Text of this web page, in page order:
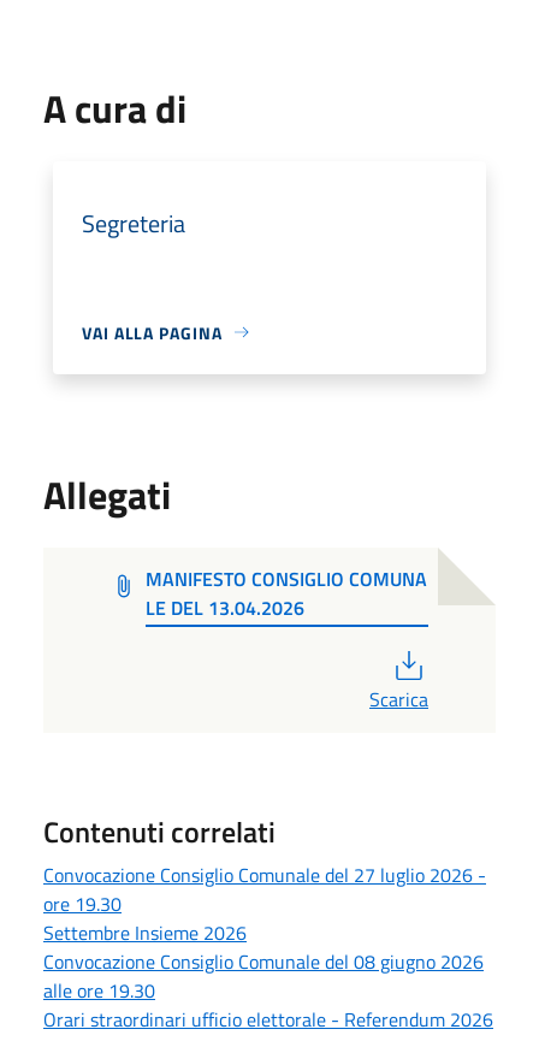
A cura di
Segreteria
VAI ALLA PAGINA
Allegati
MANIFESTO CONSIGLIO COMUNA
LE DEL 13.04.2026
Scarica
Contenuti correlati
Convocazione Consiglio Comunale del 27 luglio 2026 -
ore 19.30
Settembre Insieme 2026
Convocazione Consiglio Comunale del 08 giugno 2026
alle ore 19.30
Orari straordinari ufficio elettorale - Referendum 2026